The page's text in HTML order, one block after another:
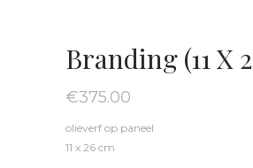
Branding (11 X
€375.00
olieverf op paneel
11 x 26 cm